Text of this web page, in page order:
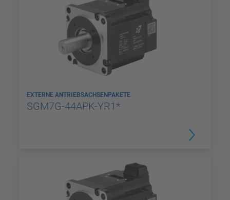
EXTERNE ANTRIEBSACHSENPAKETE
SGM7G-44APK-YR1*